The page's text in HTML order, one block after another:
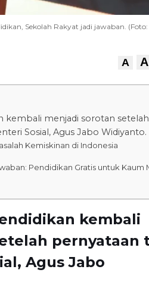
Sekolah Rakyat jadi jawaban. (Foto:
A A
kembali menjadi sorotan setelah
Sosial, Agus Jabo Widiyanto.
Kemiskinan di Indonesia
Pendidikan Gratis untuk Kaum
kembali
pernyataan
Agus Jabo